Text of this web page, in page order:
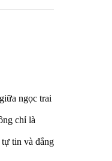
ngọc trai
chỉ là
tin và đẳng